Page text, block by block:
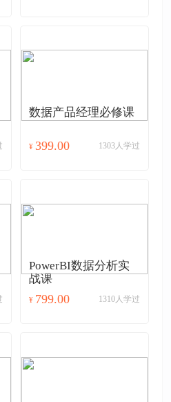
数据产品经理必修课
¥ 399.00 1303人学过
PowerBI数据分析实
战课
¥ 799.00 1310人学过